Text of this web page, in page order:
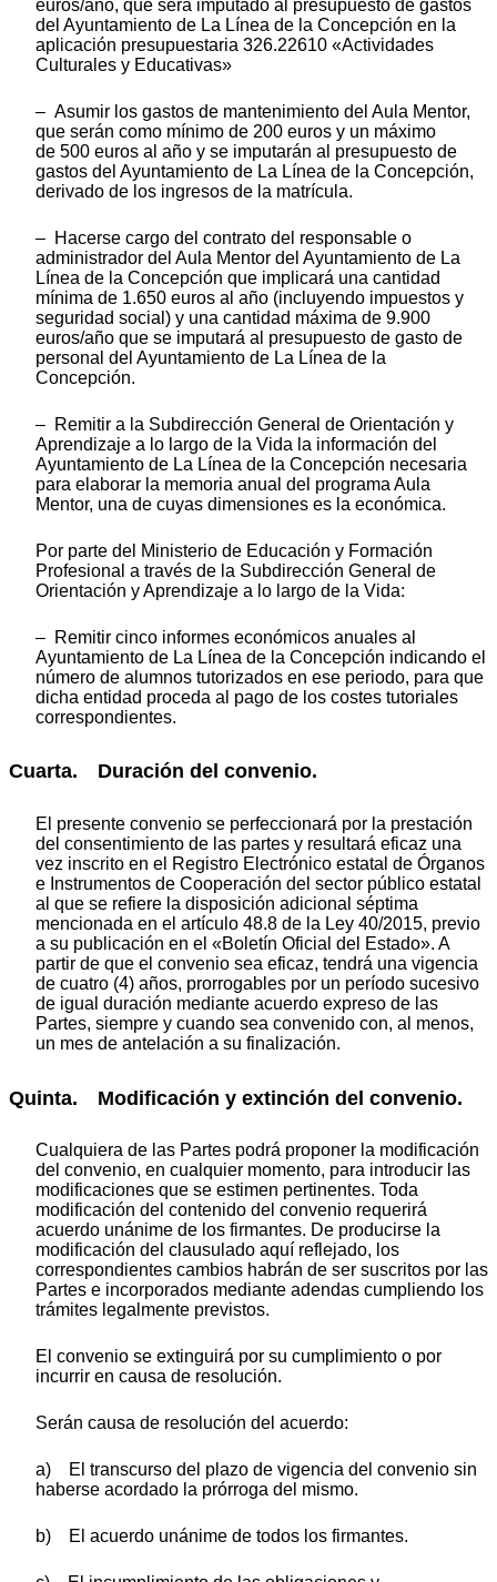
euros/año, que será imputado al presupuesto de gastos
del Ayuntamiento de La Línea de la Concepción en la
aplicación presupuestaria 326.22610 «Actividades
Culturales y Educativas»
– Asumir los gastos de mantenimiento del Aula Mentor,
que serán como mínimo de 200 euros y un máximo
de 500 euros al año y se imputarán al presupuesto de
gastos del Ayuntamiento de La Línea de la Concepción,
derivado de los ingresos de la matrícula.
– Hacerse cargo del contrato del responsable o
administrador del Aula Mentor del Ayuntamiento de La
Línea de la Concepción que implicará una cantidad
mínima de 1.650 euros al año (incluyendo impuestos y
seguridad social) y una cantidad máxima de 9.900
euros/año que se imputará al presupuesto de gasto de
personal del Ayuntamiento de La Línea de la
Concepción.
– Remitir a la Subdirección General de Orientación y
Aprendizaje a lo largo de la Vida la información del
Ayuntamiento de La Línea de la Concepción necesaria
para elaborar la memoria anual del programa Aula
Mentor, una de cuyas dimensiones es la económica.
Por parte del Ministerio de Educación y Formación
Profesional a través de la Subdirección General de
Orientación y Aprendizaje a lo largo de la Vida:
– Remitir cinco informes económicos anuales al
Ayuntamiento de La Línea de la Concepción indicando el
número de alumnos tutorizados en ese periodo, para que
dicha entidad proceda al pago de los costes tutoriales
correspondientes.
Cuarta. Duración del convenio.
El presente convenio se perfeccionará por la prestación
del consentimiento de las partes y resultará eficaz una
vez inscrito en el Registro Electrónico estatal de Órganos
e Instrumentos de Cooperación del sector público estatal
al que se refiere la disposición adicional séptima
mencionada en el artículo 48.8 de la Ley 40/2015, previo
a su publicación en el «Boletín Oficial del Estado». A
partir de que el convenio sea eficaz, tendrá una vigencia
de cuatro (4) años, prorrogables por un período sucesivo
de igual duración mediante acuerdo expreso de las
Partes, siempre y cuando sea convenido con, al menos,
un mes de antelación a su finalización.
Quinta. Modificación y extinción del convenio.
Cualquiera de las Partes podrá proponer la modificación
del convenio, en cualquier momento, para introducir las
modificaciones que se estimen pertinentes. Toda
modificación del contenido del convenio requerirá
acuerdo unánime de los firmantes. De producirse la
modificación del clausulado aquí reflejado, los
correspondientes cambios habrán de ser suscritos por las
Partes e incorporados mediante adendas cumpliendo los
trámites legalmente previstos.
El convenio se extinguirá por su cumplimiento o por
incurrir en causa de resolución.
Serán causa de resolución del acuerdo:
a) El transcurso del plazo de vigencia del convenio sin
haberse acordado la prórroga del mismo.
b) El acuerdo unánime de todos los firmantes.